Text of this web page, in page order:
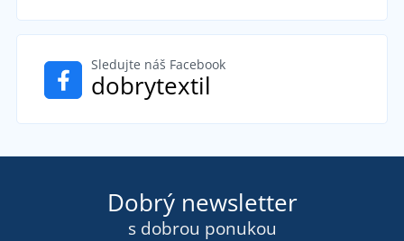
Sledujte náš Facebook
dobrytextil
Dobrý newsletter
s dobrou ponukou